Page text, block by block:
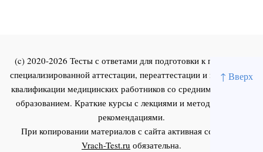
↑ Вверх
(c) 2020-2026 Тесты с ответами для подготовки к первичной
специализированной аттестации, переаттестации и повышения
квалификации медицинских работников со средним и высшим
образованием. Краткие курсы с лекциями и методическими
рекомендациями.
При копировании материалов с сайта активная ссылка на
Vrach-Test.ru обязательна.